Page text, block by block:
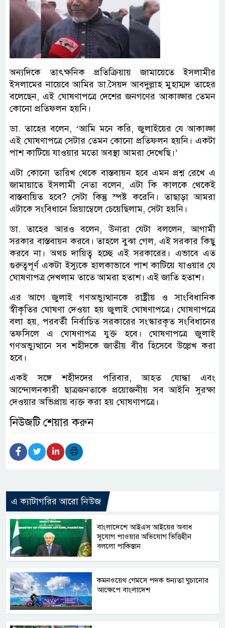
অন্যদিকে তাৎক্ষনিক প্রতিক্রিয়ায় জামায়েতে ইসলামীর
ইসলামের নায়েবে আমির ডা.সৈয়দ আবদুল্লাহ মুহাম্মদ তাহের
বলেছেন, এই ঘোষণাপত্রে দেশের জনগণের আকাঙ্ক্ষার তেমন
কোনো প্রতিফলন হয়নি।
ডা. তাহের বলেন, ‘আমি মনে করি, জুলাইয়ের যে আকাঙ্ক্ষা
এই ঘোষণাপত্রে সেটার তেমন কোনো প্রতিফলন হয়নি। একটা
পাশ কাটিয়ে যাওয়ার মতো অবস্থা আমরা দেখেছি।’
এটা কোনো তারিখ থেকে বাস্তবায়ন হবে এমন প্রশ্ন রেখে এ
জামায়াতে ইসলামী নেতা বলেন, এটা কি কালকে থেকেই
বাস্তবায়িত হবে? সেটা কিন্তু স্পষ্ট করেনি। তাছাড়া আমরা
এটাকে সংবিধানে প্রিয়াম্বেলে চেয়েছিলাম, সেটা হয়নি।
ডা. তাহের আরও বলেন, উনারা যেটা বললেন, আগামী
সরকার বাস্তবায়ন করবে। তাহলে বুঝা গেল, এই সরকার কিছু
করবে না। অথচ দায়িত্ব হচ্ছে এই সরকারের। এভাবে এত
গুরুত্বপূর্ণ একটা ইস্যুকে হালকাভাবে পাশ কাটিয়ে যাওয়ার যে
ঘোষণাপত্র দেখলাম তাতে আমরা হতাশ। এই জাতি হতাশ।
এর আগে জুলাই গণঅভ্যুত্থানকে রাষ্ট্রীয় ও সাংবিধানিক
স্বীকৃতির ঘোষণা দেওয়া হয় জুলাই ঘোষণাপত্রে। ঘোষণাপত্রে
বলা হয়, পরবর্তী নির্বাচিত সরকারের সংস্কারকৃত সংবিধানের
তফসিলে এ ঘোষণাপত্র যুক্ত হবে। ঘোষণাপত্রে জুলাই
গণঅভ্যুত্থানে সব শহীদকে জাতীয় বীর হিসেবে উল্লেখ করা
হবে।
একই সঙ্গে শহীদদের পরিবার, আহত যোদ্ধা এবং
আন্দোলনকারী ছাত্রজনতাকে প্রয়োজনীয় সব আইনি সুরক্ষা
দেওয়ার অভিপ্রায় ব্যক্ত করা হয় ঘোষণাপত্রে।
নিউজটি শেয়ার করুন
এ ক্যাটাগরির আরো নিউজ
বাংলাদেশে আইএস আইয়ের অবাধ
সুযোগ পাওয়ার অভিযোগ ভিত্তিহীন
বললো পাকিস্তান
কমনওয়েথ গেমসে পদক শুন্যতা ঘুচানোর
আক্ষেপে বাংলাদেশ